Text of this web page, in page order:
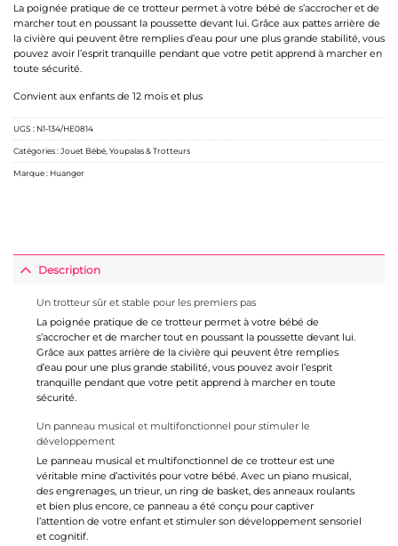
La poignée pratique de ce trotteur permet à votre bébé de s’accrocher et de
marcher tout en poussant la poussette devant lui. Grâce aux pattes arrière de
la civière qui peuvent être remplies d’eau pour une plus grande stabilité, vous
pouvez avoir l’esprit tranquille pendant que votre petit apprend à marcher en
toute sécurité.
Convient aux enfants de 12 mois et plus
UGS : N1-134/HE0814
Catégories :Jouet Bébé Youpalas & Trotteurs
Marque : Huanger
Description
Un trotteur sûr et stable pour les premiers pas
La poignée pratique de ce trotteur permet à votre bébé de
s’accrocher et de marcher tout en poussant la poussette devant lui.
Grâce aux pattes arrière de la civière qui peuvent être remplies
d’eau pour une plus grande stabilité, vous pouvez avoir l’esprit
tranquille pendant que votre petit apprend à marcher en toute
sécurité.
Un panneau musical et multifonctionnel pour stimuler le
développement
Le panneau musical et multifonctionnel de ce trotteur est une
véritable mine d’activités pour votre bébé. Avec un piano musical,
des engrenages, un trieur, un ring de basket, des anneaux roulants
et bien plus encore, ce panneau a été conçu pour captiver
l’attention de votre enfant et stimuler son développement sensoriel
et cognitif.